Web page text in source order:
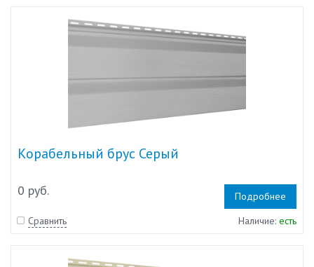
Корабельный брус Серый
0 руб.
Подробнее
Сравнить
Наличие: есть